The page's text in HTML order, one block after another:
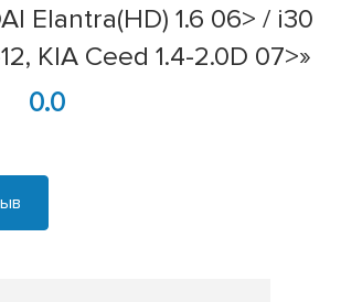
Elantra(HD) 1.6 06> / i30
KIA Ceed 1.4-2.0D 07>»
0.0